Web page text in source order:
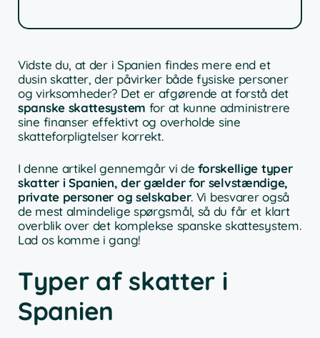
Vidste du, at der i Spanien findes mere end et
dusin skatter, der påvirker både fysiske personer
og virksomheder? Det er afgørende at forstå det
spanske skattesystem for at kunne administrere
sine finanser effektivt og overholde sine
skatteforpligtelser korrekt.
I denne artikel gennemgår vi deforskellige typer
skatter i Spanien, der gælder for selvstændige,
private personer og selskaber. Vi besvarer også
de mest almindelige spørgsmål, så du får et klart
overblik over det komplekse spanske skattesystem.
Lad os komme i gang!
Typer af skatter i
Spanien